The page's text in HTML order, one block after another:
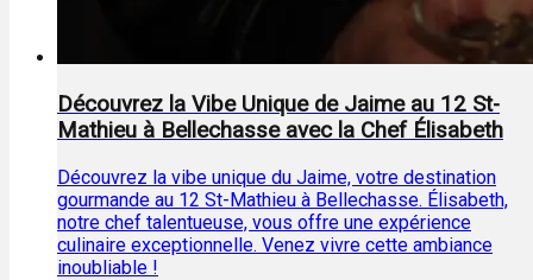
Découvrez la Vibe Unique de Jaime au 12 St-
Mathieu à Bellechasse avec la Chef Élisabeth
Découvrez la vibe unique du Jaime, votre destination
gourmande au 12 St-Mathieu à Bellechasse. Élisabeth,
notre chef talentueuse, vous offre une expérience
culinaire exceptionnelle. Venez vivre cette ambiance
inoubliable !